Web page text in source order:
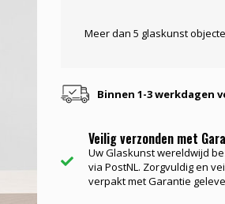
Meer dan 5 glaskunst
Binnen 1-3 werkdagen
Veilig verzonden met
Uw Glaskunst wereldwijd
via PostNL. Zorgvuldig en
verpakt met Garantie